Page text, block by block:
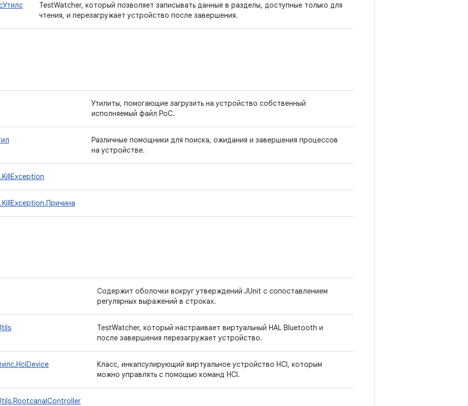
TestWatcher, который позволяет записывать данные в разделы, доступные только для
чтения, и перезагружает устройство после завершения.
Утилиты, помогающие загрузить на устройство собственный
исполняемый файл PoC.
Различные помощники для поиска, ожидания и завершения процессов
на устройстве.
Содержит оболочки вокруг утверждений JUnit с сопоставлением
регулярных выражений в строках.
TestWatcher, который настраивает виртуальный HAL Bluetooth и
после завершения перезагружает устройство.
Класс, инкапсулирующий виртуальное устройство HCI, которым
можно управлять с помощью команд HCI.